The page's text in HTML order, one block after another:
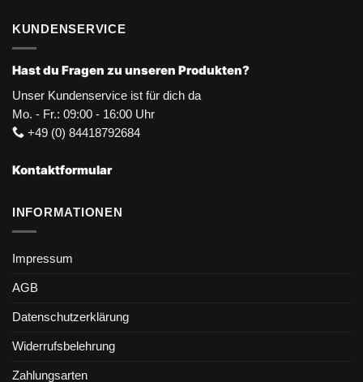
KUNDENSERVICE
Hast du Fragen zu unseren Produkten?
Unser Kundenservice ist für dich da
Mo. - Fr.: 09:00 - 16:00 Uhr
+49 (0) 84418792684
Kontaktformular
INFORMATIONEN
Impressum
AGB
Datenschutzerklärung
Widerrufsbelehrung
Zahlungsarten